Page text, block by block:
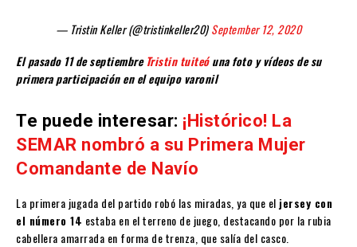
— Tristin Keller (@tristinkeller20)September 12, 2020
El pasado 11 deseptiembreTristin tuiteóuna foto y vídeos de su
primera participación en el equipo varonil
Te puede interesar: ¡Histórico! La
SEMAR nombró a su Primera Mujer
Comandante de Navío
La primera jugada del partido robó las miradas, ya que el jersey con
el número 14 estaba en el terreno de juego, destacando por la rubia
cabellera amarrada en forma de trenza, que salía del casco.